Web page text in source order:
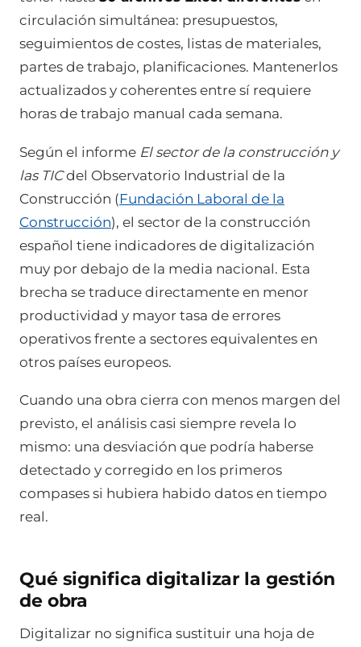
circulación simultánea: presupuestos,
seguimientos de costes, listas de materiales,
partes de trabajo, planificaciones. Mantenerlos
actualizados y coherentes entre sí requiere
horas de trabajo manual cada semana.
Según el informe El sector de la construcción y
las TICdel Observatorio Industrial de la
Construcción (Fundación Laboral de la
Construcción), el sector de la construcción
español tiene indicadores de digitalización
muy por debajo de la media nacional. Esta
brecha se traduce directamente en menor
productividad y mayor tasa de errores
operativos frente a sectores equivalentes en
otros países europeos.
Cuando una obra cierra con menos margen del
previsto, el análisis casi siempre revela lo
mismo: una desviación que podría haberse
detectado y corregido en los primeros
compases si hubiera habido datos en tiempo
real.
Qué significa digitalizar la gestión
de obra
Digitalizar no significa sustituir una hoja de